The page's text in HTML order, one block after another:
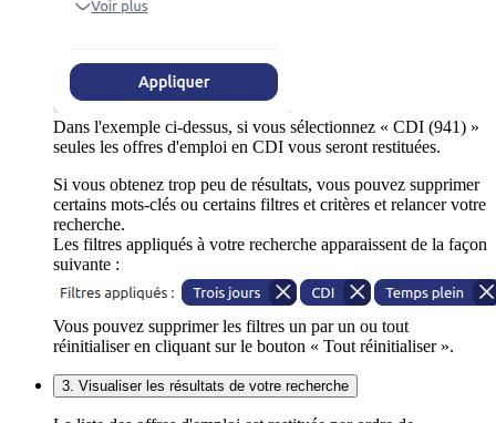
Dans l'exemple ci-dessus, si vous sélectionnez « CDI (941) »
seules les offres d'emploi en CDI vous seront restituées.
Si vous obtenez trop peu de résultats, vous pouvez supprimer
certains mots-clés ou certains filtres et critères et relancer votre
recherche.
Les filtres appliqués à votre recherche apparaissent de la façon
suivante :
Vous pouvez supprimer les filtres un par un ou tout
réinitialiser en cliquant sur le bouton « Tout réinitialiser ».
3. Visualiser les résultats de votre recherche